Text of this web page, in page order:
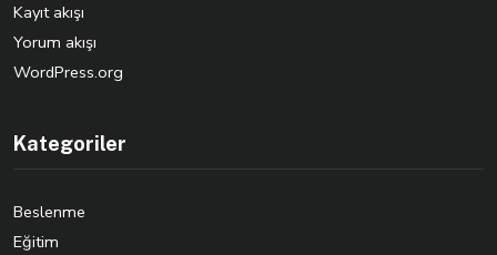
Kayıt akışı
Yorum akışı
WordPress.org
Kategoriler
Beslenme
Eğitim